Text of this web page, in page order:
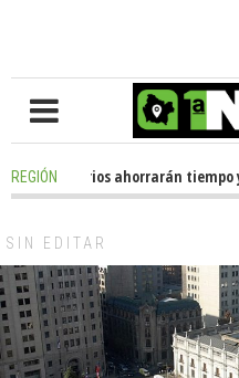
REGIÓN
de usuarios ahorrarán tiempo y
SIN EDITAR